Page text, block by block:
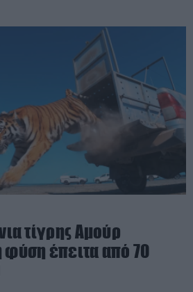
τίγρης Αμούρ
έπειτα από 70